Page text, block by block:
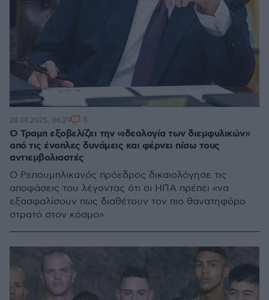
Ο Τραμπ εξοβελίζει την «ιδεολογία των διεμφυλικών»
από τις ένοπλες δυνάμεις και φέρνει πίσω τους
αντιεμβολιαστές
Ο Ρεπουμπλικανός πρόεδρος δικαιολόγησε τις
αποφάσεις του λέγοντας ότι οι ΗΠΑ πρέπει «να
εξασφαλίσουν πως διαθέτουν τον πιο θανατηφόρο
στρατό στον κόσμο»
28.01.2025, 06:29 8